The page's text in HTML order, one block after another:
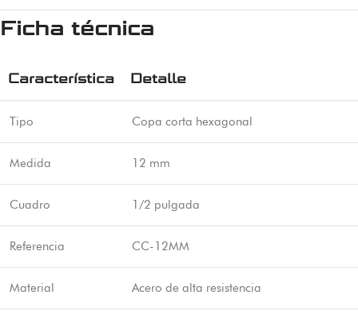
Ficha técnica
Característica Detalle
Tipo Copa corta hexagonal
Medida 12 mm
Cuadro 1/2 pulgada
Referencia CC-12MM
Material Acero de alta resistencia